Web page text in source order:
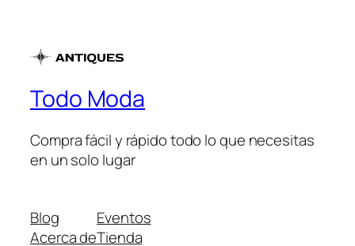
Todo Moda
Compra fácil y rápido todo lo que necesitas
en un solo lugar
Blog
Acerca de
Eventos
Tienda